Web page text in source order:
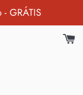
GRÁTIS